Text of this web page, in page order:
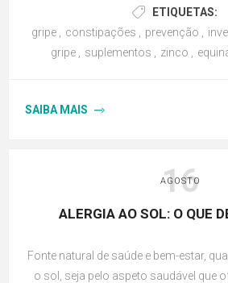
ETIQUETAS:
gripe
constipações prevenção
gripe
suplementos zinco
SAIBA MAIS
16
AGOSTO
ALERGIA AO SOL: O QUE
Fonte natural de saúde e bem-estar,
o sol, seja pelo aspeto saudável que